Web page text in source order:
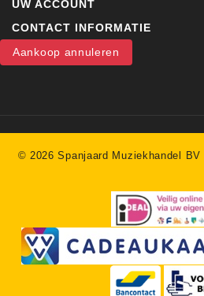
UW ACCOUNT
CONTACT INFORMATIE
Aankoop annuleren
© 2026 Spanjaard Muziekhandel BV